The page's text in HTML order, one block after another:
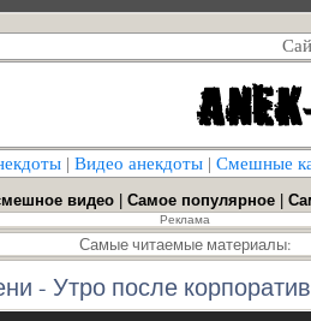
| Видео анекдоты | Смешные
видео Самое популярное
Реклама
Самые читаемые материалы:
- Утро после